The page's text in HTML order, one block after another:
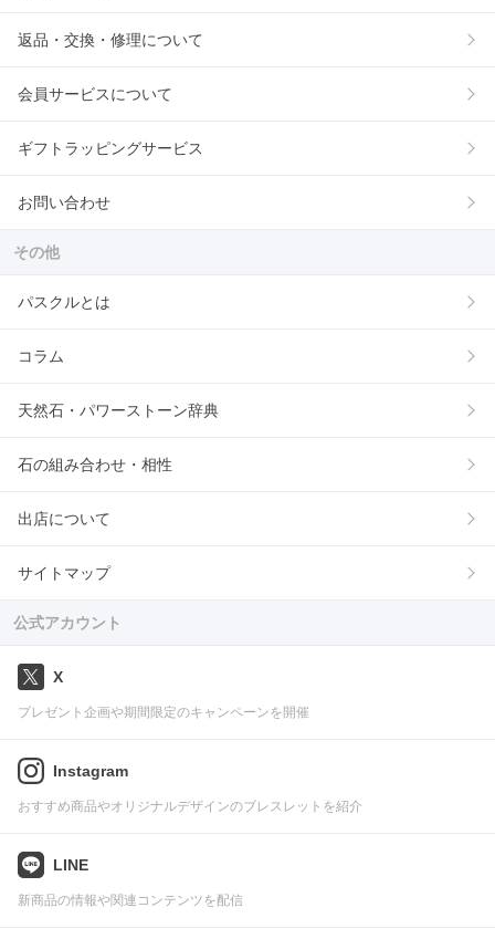
返品・交換・修理について
会員サービスについて
ギフトラッピングサービス
お問い合わせ
その他
パスクルとは
コラム
天然石・パワーストーン辞典
石の組み合わせ・相性
出店について
サイトマップ
公式アカウント
X
プレゼント企画や期間限定のキャンペーンを開催
Instagram
おすすめ商品やオリジナルデザインのブレスレットを紹介
LINE
新商品の情報や関連コンテンツを配信